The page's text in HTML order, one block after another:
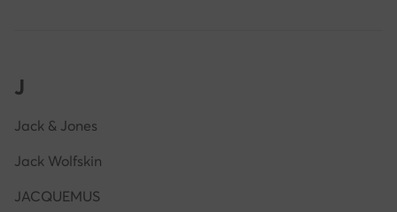
J
Jack & Jones
Jack Wolfskin
JACQUEMUS